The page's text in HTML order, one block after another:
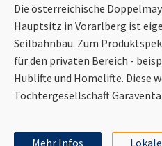
Die österreichische
Hauptsitz in Vorarlberg ist
Seilbahnbau. Zum
für den privaten Bereich -
Hublifte und Homelifte. Diese
Tochtergesellschaft
Mehr Infos